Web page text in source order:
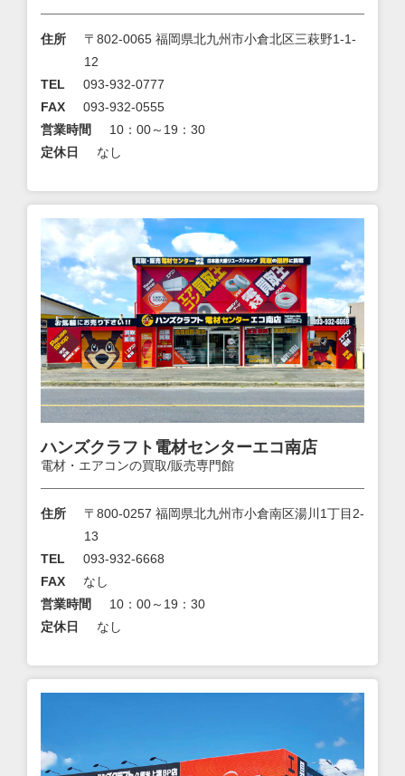
住所
〒802-0065 福岡県北九州市小倉北区三萩野1-1-
12
TEL
093-932-0777
FAX
093-932-0555
営業時間
10：00～19：30
定休日
なし
ハンズクラフト電材センターエコ南店
電材・エアコンの買取/販売専門館
住所
〒800-0257 福岡県北九州市小倉南区湯川1丁目2-
13
TEL
093-932-6668
FAX
なし
営業時間
10：00～19：30
定休日
なし